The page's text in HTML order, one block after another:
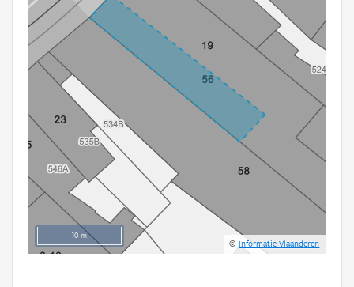
Aanmelden
10 m
©Informatie Vlaanderen